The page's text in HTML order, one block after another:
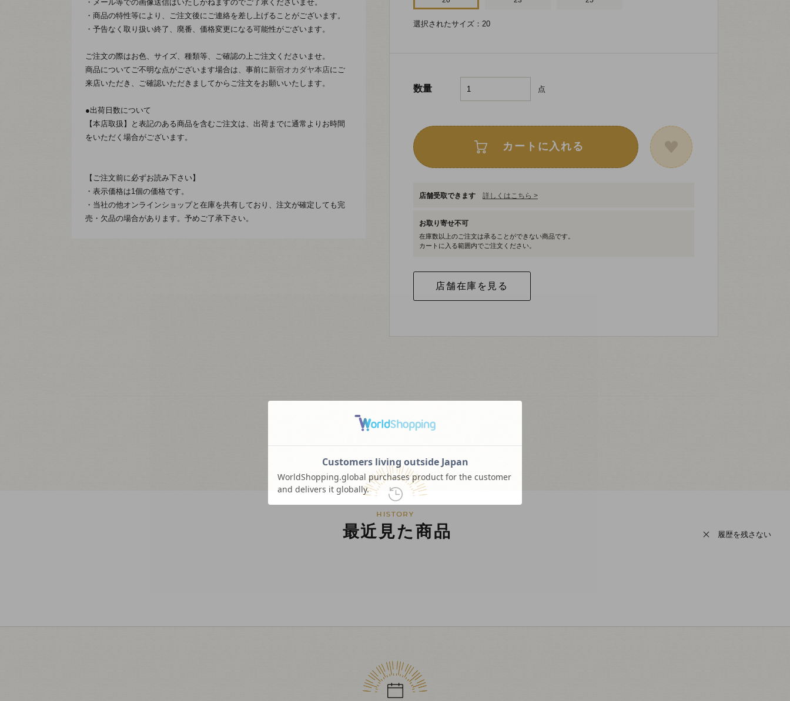
・メール等での画像送信はいたしかねますのでご了承くださいませ。
・商品の特性等により、ご注文後にご連絡を差し上げることがございます。
・予告なく取り扱い終了、廃番、価格変更になる可能性がございます。
ご注文の際はお色、サイズ、種類等、ご確認の上ご注文くださいませ。
商品についてご不明な点がございます場合は、事前に 新宿オカダヤ本店にご
来店いただき、ご確認いただきましてからご注文をお願いいたします。
●出荷日数について
【本店取扱】と表記のある商品を含むご注文は、出荷までに通常よりお時間
をいただく場合がございます。
【ご注文前に必ずお読み下さい】
・表示価格は1個の価格です。
・当社の他オンラインショップと在庫を共有しており、注文が確定しても完
売・欠品の場合があります。予めご了承下さい。
選択されたサイズ：20
数量 点
カートに入れる
店舗受取できます 詳しくはこちら >
お取り寄せ不可
在庫数以上のご注文は承ることができない商品です。
カートに入る範囲内でご注文ください。
最近見た商品 履歴を残さない